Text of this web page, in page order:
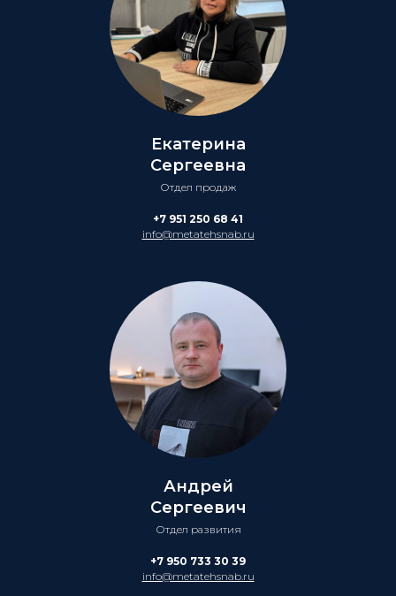
Екатерина
Сергеевна
Отдел продаж
+7 951 250 68 41
info@metatehsnab.ru
Андрей
Сергеевич
Отдел развития
+7 950 733 30 39
info@metatehsnab.ru